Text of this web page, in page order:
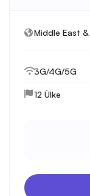
Middle East
3G/4G/5G
12 Ülke